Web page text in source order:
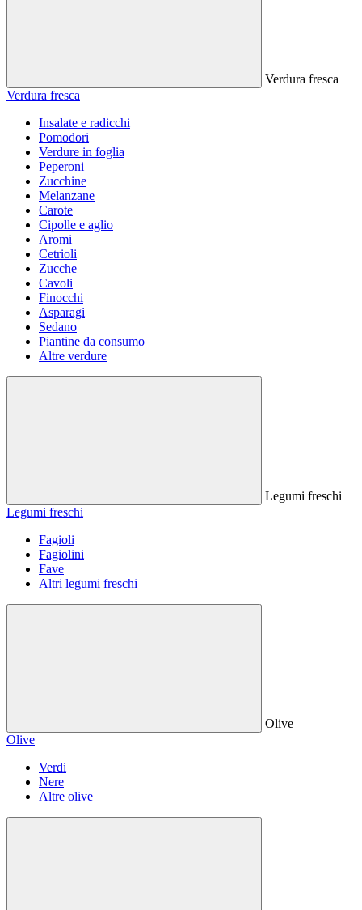
Verdura fresca
Verdura fresca
Insalate e radicchi
Pomodori
Verdure in foglia
Peperoni
Zucchine
Melanzane
Carote
Cipolle e aglio
Aromi
Cetrioli
Zucche
Cavoli
Finocchi
Asparagi
Sedano
Piantine da consumo
Altre verdure
Legumi freschi
Legumi freschi
Fagioli
Fagiolini
Fave
Altri legumi freschi
Olive
Olive
Verdi
Nere
Altre olive